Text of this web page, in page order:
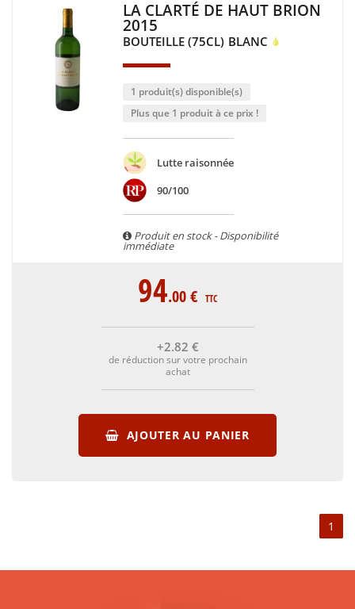
LA CLARTÉ DE HAUT BRION
2015
BOUTEILLE (75CL) BLANC
1 produit(s) disponible(s)
Plus que 1 produit à ce prix !
Lutte raisonnée
90/100
Produit en stock - Disponibilité
immédiate
94.00€ TTC
+2.82 €
de réduction sur votre prochain
achat
AJOUTER AU PANIER
1